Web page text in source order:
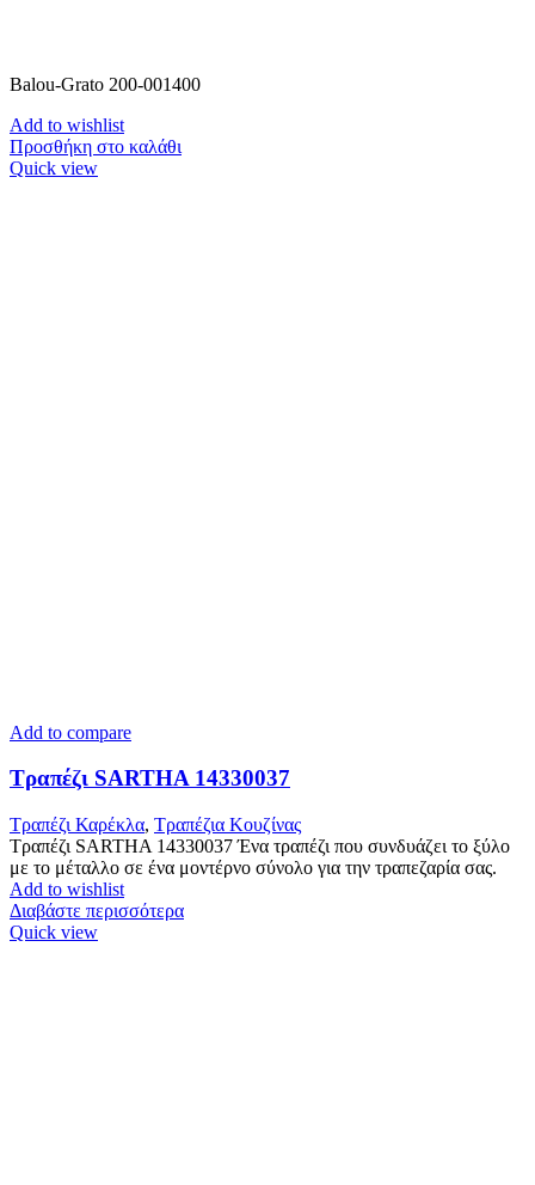
Balou-Grato 200-001400
Add to wishlist
Προσθήκη στο καλάθι
Quick view
Add to compare
Τραπέζι SARTHA 14330037
Τραπέζι Καρέκλα, Tραπέζια Κουζίνας
Τραπέζι SARTHA 14330037 Ένα τραπέζι που συνδυάζει το ξύλο
με το μέταλλο σε ένα μοντέρνο σύνολο για την τραπεζαρία σας.
Add to wishlist
Διαβάστε περισσότερα
Quick view